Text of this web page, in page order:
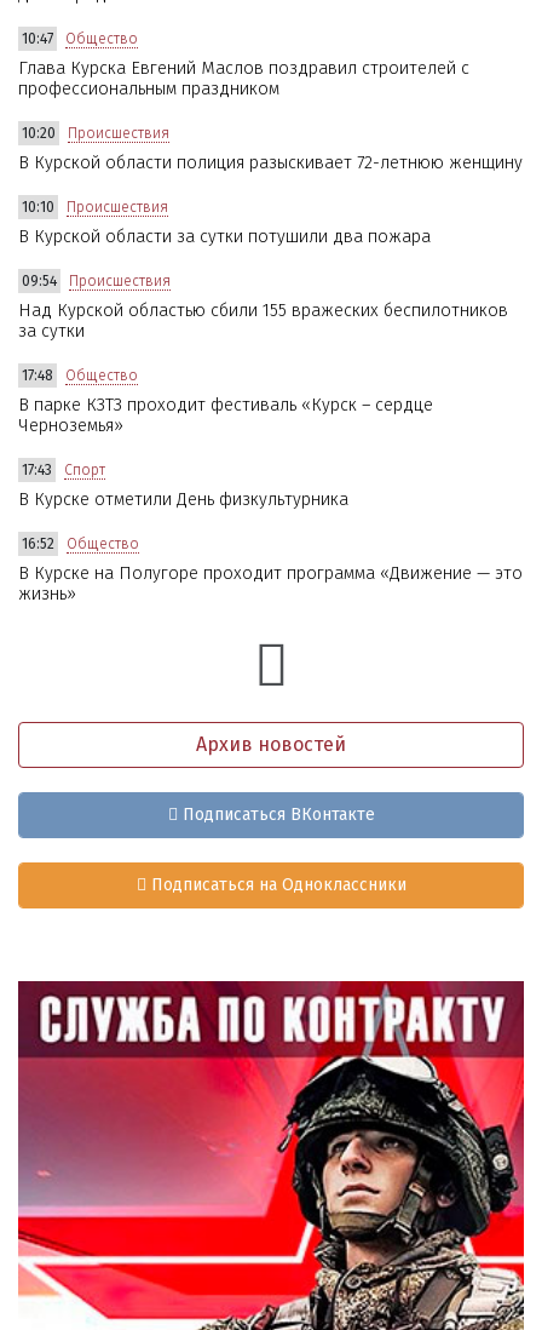
10:47 Общество
Глава Курска Евгений Маслов поздравил строителей с
профессиональным праздником
10:20 Происшествия
В Курской области полиция разыскивает 72-летнюю женщину
10:10 Происшествия
В Курской области за сутки потушили два пожара
09:54 Происшествия
Над Курской областью сбили 155 вражеских беспилотников
за сутки
17:48 Общество
В парке КЗТЗ проходит фестиваль «Курск – сердце
Черноземья»
17:43 Спорт
В Курске отметили День физкультурника
16:52 Общество
В Курске на Полугоре проходит программа «Движение — это
жизнь»
Архив новостей
Подписаться ВКонтакте
Подписаться на Одноклассники